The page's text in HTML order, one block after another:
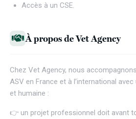
Accès à un CSE.
À propos de Vet Agency
Chez Vet Agency, nous
ASV en France et à l’international
et humaine :
👉 un projet professionnel doit avant